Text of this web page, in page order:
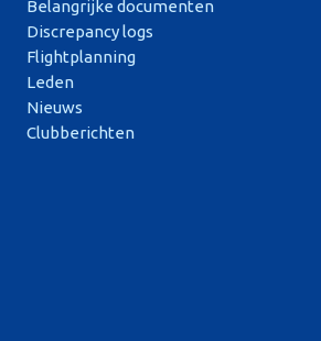
Belangrijke documenten
Discrepancy logs
Flightplanning
Leden
Nieuws
Clubberichten